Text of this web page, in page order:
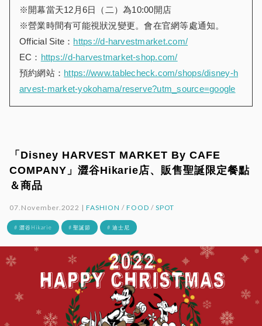
※開幕當天12月6日（二）為10:00開店
※營業時間有可能視狀況變更。會在官網等處通知。
Official Site： https://d-harvestmarket.com/
EC： https://d-harvestmarket-shop.com/
預約網站： https://www.tablecheck.com/shops/disney-h
arvest-market-yokohama/reserve?utm_source=google
「Disney HARVEST MARKET By CAFE
COMPANY」澀谷Hikarie店、販售聖誕限定餐點
＆商品
07.November.2022 |FASHION / FOOD / SPOT
# 澀谷Hikarie # 聖誕節 # 迪士尼